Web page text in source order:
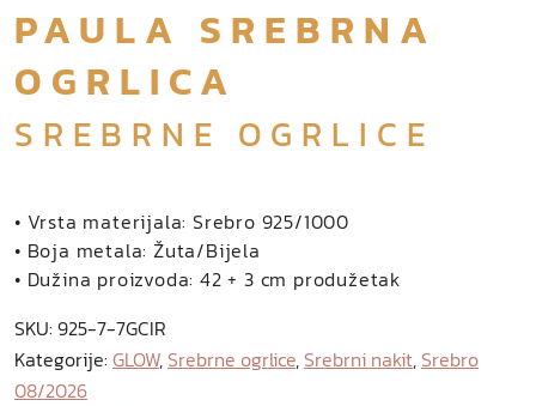
PAULA SREBRNA
OGRLICA
SREBRNE OGRLICE
• Vrsta materijala: Srebro 925/1000
• Boja metala: Žuta/Bijela
• Dužina proizvoda: 42 + 3 cm produžetak
SKU: 925-7-7GCIR
Kategorije: GLOW, Srebrne ogrlice, Srebrni nakit, Srebro
08/2026